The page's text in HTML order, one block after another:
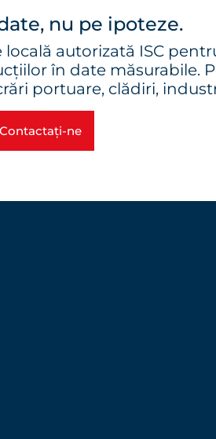
nu pe ipoteze.
autorizată ISC
în date măsurabile.
portuare, clădiri,
Contactați-ne